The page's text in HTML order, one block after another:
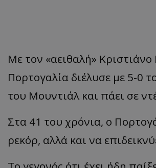
Με τον «αειθαλή»
Πορτογαλία διέλυσε με 5-0
του Μουντιάλ και πάει σε
Στα 41 του χρόνια, ο
ρεκόρ, αλλά και να